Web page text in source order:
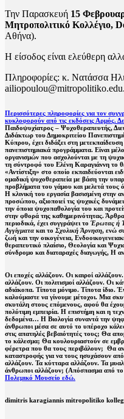
Την Παρασκευή 15
Μητροπολιτικό Κολλέγιο,
Αθήνα).
Η είσοδος είναι ελεύθερη
Πληροφορίες: κ. Νατάσσα
Περισσότερες πληροφορίες για τον
κυκλοφορούν από τις εκδόσεις Αρμός.
Παιδοψυχίατρος – Ψυχοθεραπευτής,
Διδάκτωρ του Δημοκριτείου
Κύπρου, έχει διδάξει στη
πανεπιστημιακά προγράμματα. Είναι
οργανισμών που ασχολούνται με τη
τη σύντροφό του Ελένη Καραγιάννη το
«Αντίστιξη» στο οποίο εκπαιδεύονται
ομαδική ψυχοθεραπεία με βάση την
προβλήματα του γάμου και μελετά τους
Η κλινική του εργασία βασισμένη στην
προσώπου, αξιοποιεί τις ψυχικές
την όποια ψυχοπαθολογία του και
στην φθορά της καθημερινότητας.
περιοδικά, έχει συγγράψει το Έρωτας ή
Αγγίγματα και το Σχολική Άρνηση, ενώ
ζωή και την οικογένεια,
θεραπευτικό πλαίσιο, Θεολογία και
σύνδρομο και διαταραχές διαγωγής, Η
Οι εποχές αλλάζουν. Οι καιροί
αλλάζουν. Οι πολιτισμοί αλλάζουν. Οι
αδιάκοπα. Τίποτα μόνιμο. Τίποτα ίδιο.
καλούμαστε να γίνουμε μέτοχοι. Μια
σκυτάλη στους επόμενους, αφού θα
πολύτιμη εμπειρία. Η επιστήμη και η
δεδομένα… Η Βιολογία συναντά την
άνθρωποι μέσα σε αυτό το υπέροχο
στις απατηλές βεβαιότητές τους; Θα
το κάλεσμα; Θα κουλουριαστούν σε
φέρετρα που θα τους περιβάλουν; Θα
καταστροφής για να τους ησυχάσουν
αλλάζουν. Τα κύτταρα αλλάζουν. Τα
άνθρωποι αλλάζουν; (Απόσπασμα από το
Πολεμικό Μουσείο εδώ.
dimitris karagiannis mitropolitiko